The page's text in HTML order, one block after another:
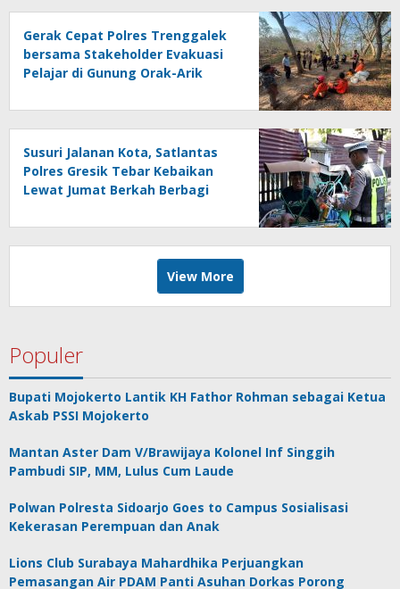
Gerak Cepat Polres Trenggalek
bersama Stakeholder Evakuasi
Pelajar di Gunung Orak-Arik
Susuri Jalanan Kota, Satlantas
Polres Gresik Tebar Kebaikan
Lewat Jumat Berkah Berbagi
View More
Populer
Bupati Mojokerto Lantik KH Fathor Rohman sebagai Ketua
Askab PSSI Mojokerto
Mantan Aster Dam V/Brawijaya Kolonel Inf Singgih
Pambudi SIP, MM, Lulus Cum Laude
Polwan Polresta Sidoarjo Goes to Campus Sosialisasi
Kekerasan Perempuan dan Anak
Lions Club Surabaya Mahardhika Perjuangkan
Pemasangan Air PDAM Panti Asuhan Dorkas Porong